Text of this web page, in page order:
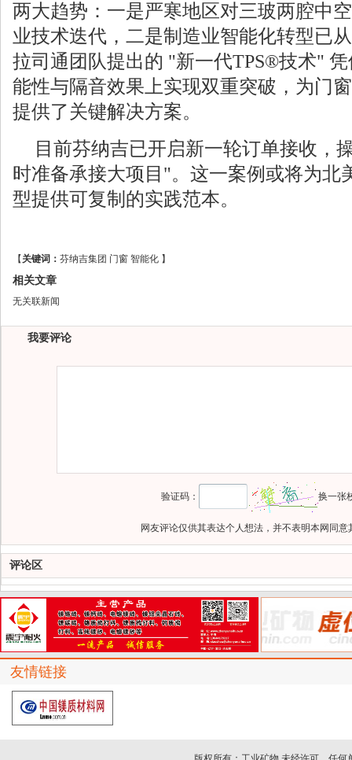
两大趋势：一是严寒地区对三玻两腔中
业技术迭代，二是制造业智能化转型已
拉司通团队提出的 "新一代TPS®技术"
能性与隔音效果上实现双重突破，为门
提供了关键解决方案。
目前芬纳吉已开启新一轮订单接收，
时准备承接大项目"。这一案例或将为北
型提供可复制的实践范本。
【 关键词： 芬纳吉集团 门窗 智能化 】
相关文章
无关联新闻
我要评论
验证码： 换一张
网友评论仅供其表达个人想法，并不表明本网同
评论区
友情链接